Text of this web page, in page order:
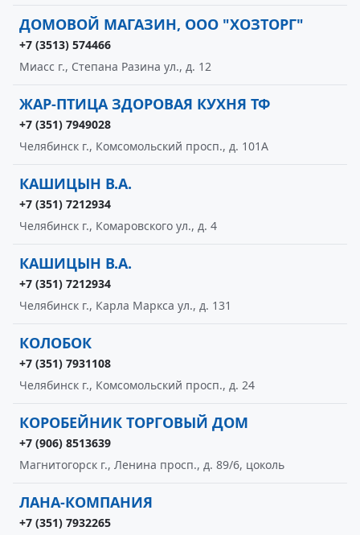
ДОМОВОЙ МАГАЗИН, ООО "ХОЗТОРГ"
+7 (3513) 574466
Миасс г., Степана Разина ул., д. 12
ЖАР-ПТИЦА ЗДОРОВАЯ КУХНЯ ТФ
+7 (351) 7949028
Челябинск г., Комсомольский просп., д. 101А
КАШИЦЫН В.А.
+7 (351) 7212934
Челябинск г., Комаровского ул., д. 4
КАШИЦЫН В.А.
+7 (351) 7212934
Челябинск г., Карла Маркса ул., д. 131
КОЛОБОК
+7 (351) 7931108
Челябинск г., Комсомольский просп., д. 24
КОРОБЕЙНИК ТОРГОВЫЙ ДОМ
+7 (906) 8513639
Магнитогорск г., Ленина просп., д. 89/6, цоколь
ЛАНА-КОМПАНИЯ
+7 (351) 7932265